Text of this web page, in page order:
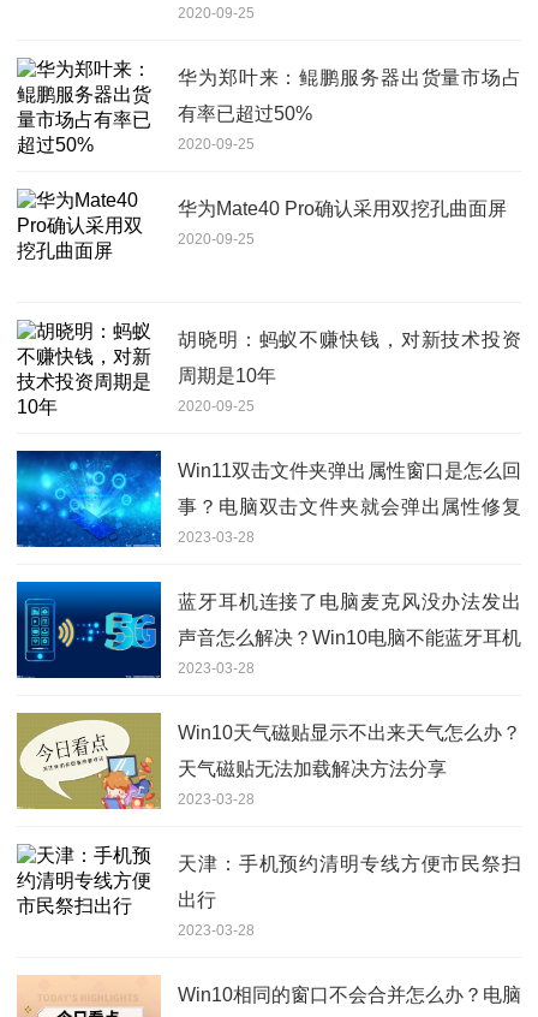
2020-09-25
华为郑叶来：鲲鹏服务器出货量市场占
有率已超过50%
2020-09-25
华为Mate40 Pro确认采用双挖孔曲面屏
2020-09-25
胡晓明：蚂蚁不赚快钱，对新技术投资
周期是10年
2020-09-25
Win11双击文件夹弹出属性窗口是怎么回
事？电脑双击文件夹就会弹出属性修复
方法
2023-03-28
蓝牙耳机连接了电脑麦克风没办法发出
声音怎么解决？Win10电脑不能蓝牙耳机
说话处理方法
2023-03-28
Win10天气磁贴显示不出来天气怎么办？
天气磁贴无法加载解决方法分享
2023-03-28
天津：手机预约清明专线方便市民祭扫
出行
2023-03-28
Win10相同的窗口不会合并怎么办？电脑